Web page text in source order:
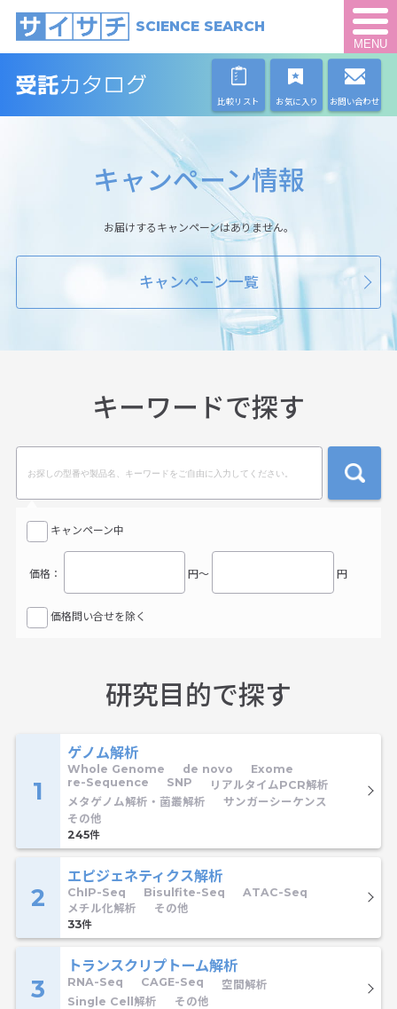
SCIENCE SEARCH
MENU
比較リスト お気に入り お問い合わせ
キャンペーン情報
お届けするキャンペーンはありません。
キャンペーン一覧
キーワードで探す
検索
キャンペーン中
価格： 円〜 円
価格問い合せを除く
研究目的で探す
1
ゲノム解析
Whole Genome de novo
Exome
re-Sequence
SNP
リアルタイムPCR解析
メタゲノム解析・菌叢解析
サンガーシーケンス
その他
245
2
エピジェネティクス解析
ChIP-Seq Bisulfite-Seq
ATAC-Seq
メチル化解析
その他
33
3
トランスクリプトーム解析
RNA-Seq CAGE-Seq
空間解析
Single Cell解析
その他